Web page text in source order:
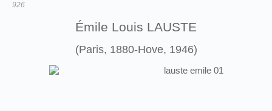
926
Émile Louis LAUSTE
(Paris, 1880-Hove, 1946)